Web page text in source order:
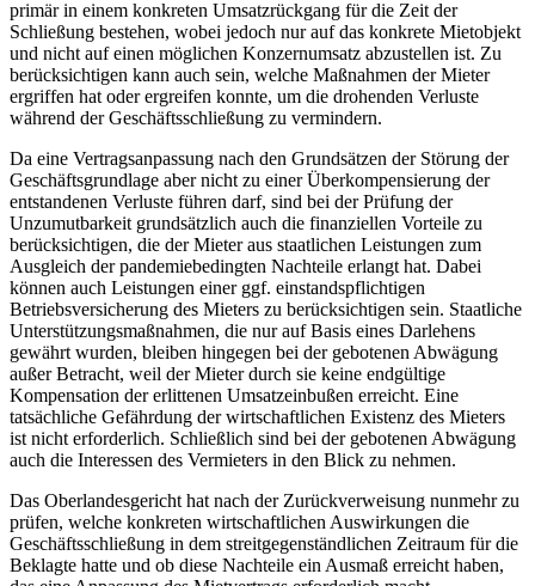
primär in einem konkreten Umsatzrückgang für die Zeit der
Schließung bestehen, wobei jedoch nur auf das konkrete Mietobjekt
und nicht auf einen möglichen Konzernumsatz abzustellen ist. Zu
berücksichtigen kann auch sein, welche Maßnahmen der Mieter
ergriffen hat oder ergreifen konnte, um die drohenden Verluste
während der Geschäftsschließung zu vermindern.
Da eine Vertragsanpassung nach den Grundsätzen der Störung der
Geschäftsgrundlage aber nicht zu einer Überkompensierung der
entstandenen Verluste führen darf, sind bei der Prüfung der
Unzumutbarkeit grundsätzlich auch die finanziellen Vorteile zu
berücksichtigen, die der Mieter aus staatlichen Leistungen zum
Ausgleich der pandemiebedingten Nachteile erlangt hat. Dabei
können auch Leistungen einer ggf. einstandspflichtigen
Betriebsversicherung des Mieters zu berücksichtigen sein. Staatliche
Unterstützungsmaßnahmen, die nur auf Basis eines Darlehens
gewährt wurden, bleiben hingegen bei der gebotenen Abwägung
außer Betracht, weil der Mieter durch sie keine endgültige
Kompensation der erlittenen Umsatzeinbußen erreicht. Eine
tatsächliche Gefährdung der wirtschaftlichen Existenz des Mieters
ist nicht erforderlich. Schließlich sind bei der gebotenen Abwägung
auch die Interessen des Vermieters in den Blick zu nehmen.
Das Oberlandesgericht hat nach der Zurückverweisung nunmehr zu
prüfen, welche konkreten wirtschaftlichen Auswirkungen die
Geschäftsschließung in dem streitgegenständlichen Zeitraum für die
Beklagte hatte und ob diese Nachteile ein Ausmaß erreicht haben,